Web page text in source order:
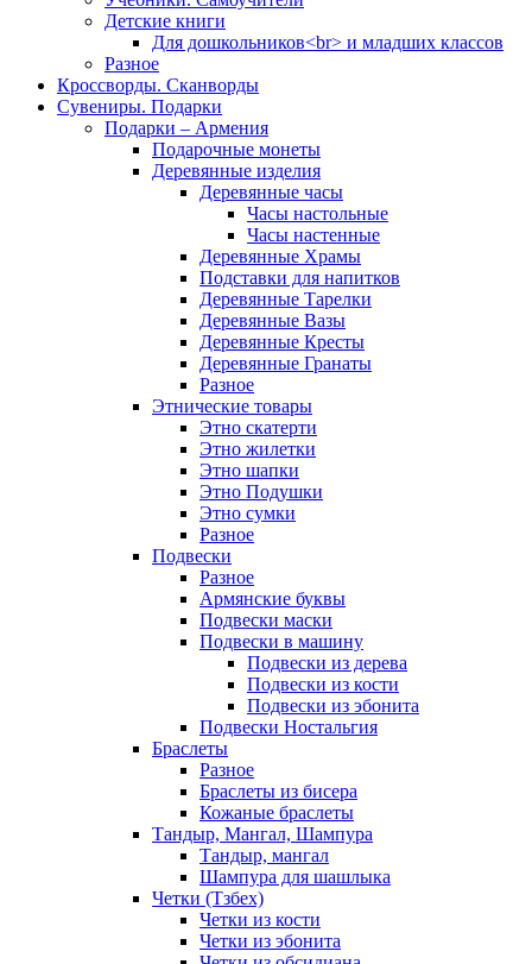
Детские книги
Для дошкольников<br> и младших классов
Разное
Кроссворды. Сканворды
Сувениры. Подарки
Подарки – Армения
Подарочные монеты
Деревянные изделия
Деревянные часы
Часы настольные
Часы настенные
Деревянные Храмы
Подставки для напитков
Деревянные Тарелки
Деревянные Вазы
Деревянные Кресты
Деревянные Гранаты
Разное
Этнические товары
Этно скатерти
Этно жилетки
Этно шапки
Этно Подушки
Этно сумки
Разное
Подвески
Разное
Армянские буквы
Подвески маски
Подвески в машину
Подвески из дерева
Подвески из кости
Подвески из эбонита
Подвески Ностальгия
Браслеты
Разное
Браслеты из бисера
Кожаные браслеты
Тандыр, Мангал, Шампура
Тандыр, мангал
Шампура для шашлыка
Четки (Тзбех)
Четки из кости
Четки из эбонита